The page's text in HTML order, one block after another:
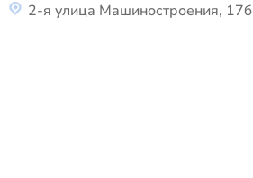
2-я улица Машиностроения, 17б